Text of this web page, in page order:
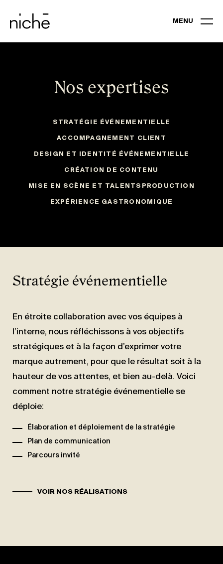
MENU
PORTFOLIO
GALAS
ÉVÉNEMENTS VIRTUELS
NOUVELLES
EN
Nos expertises
STRATÉGIE ÉVÉNEMENTIELLE
ACCOMPAGNEMENT CLIENT
DESIGN ET IDENTITÉ ÉVÉNEMENTIELLE
CRÉATION DE CONTENU
MISE EN SCÈNE ET TALENTS PRODUCTION
EXPÉRIENCE GASTRONOMIQUE
Stratégie événementielle
En étroite collaboration avec vos équipes à
l’interne, nous réfléchissons à vos objectifs
stratégiques et à la façon d’exprimer votre
marque autrement, pour que le résultat soit à la
hauteur de vos attentes, et bien au-delà. Voici
comment notre stratégie événementielle se
déploie:
Élaboration et déploiement de la stratégie
Plan de communication
Parcours invité
VOIR NOS RÉALISATIONS